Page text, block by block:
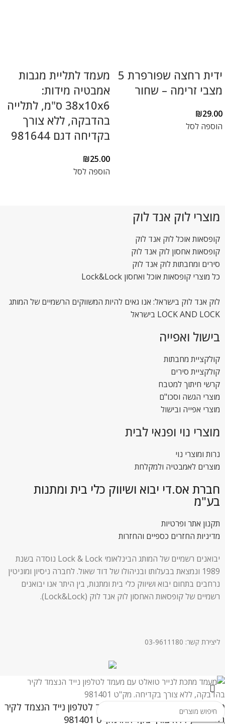
ידית רחצה שפורפרת 5
מצבי זרימה – שחור
₪29.00
הוספה לסל
מעמד לתליית מגבות
אמבטיה מידות:
38x10x6 ס"מ, לתלייה
בהדבקה, ללא צורך
בקדיחה דגם 981644
₪25.00
הוספה לסל
מוצרי לוק אנד לוק
קופסאות אוכל לוק אנד לוק
קופסאות אחסון לוק אנד לוק
סירים ומחבתות לוק אנד לוק
כל מוצרי קופסאות אוכל ואחסון Lock&Lock
לוק אנד לוק בישראל: אנו גאים להיות המשווקים הרשמיים של המותג
LOCK AND LOCK בישראל
בישול ואפייה
קולקציית מחבתות
קולקציית סירים
קרשי חיתוך למטבח
מוצרי הגשה וסכו"ם
מוצרי אפייה ובישול
מוצרי נוי ופנאי לבית
נרות ומוצרי נוי
מוצרים לאמבטיה ולמקלחת
חברת אס.די יבוא ושיווק כלי בית ומתנות
בע"מ
תקנון אתר ופרטיות
מדיניות החזרים כספיים והחזרות
יבואנים רשמיים של המותג הבינלאומי Lock & Lock נוסדה בשנת
1989 ונמצאת בבעלותו ובניהולו של דוד שאול. לחברה ניסיון ומוניטין
נרחבים בתחום יבוא ושיווק כלי בית ומתנות, בין היתר אנו יבואנים
רשמיים של קופסאות האחסון לוק אנד לוק (Lock&Lock).
ליצירת קשר: 03-9611180
מעמד מתכת לנייר טואלט עם מעמד לטלפון נייד הנצמד לקיר
בהדבקה, ללא צורך בקדיחה. מק"ט 981401